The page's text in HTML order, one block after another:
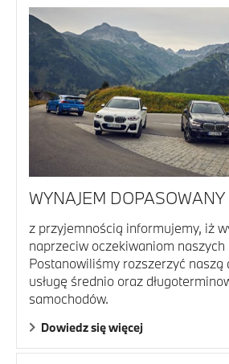
WYNAJEM
z przyjemnością informujemy, iż
naprzeciw oczekiwaniom naszych
Postanowiliśmy rozszerzyć naszą
usługę średnio oraz
samochodów.
Dowiedz się więcej